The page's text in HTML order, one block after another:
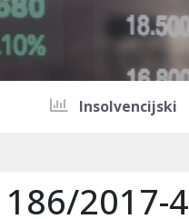
Insolvencijski
186/2017-4